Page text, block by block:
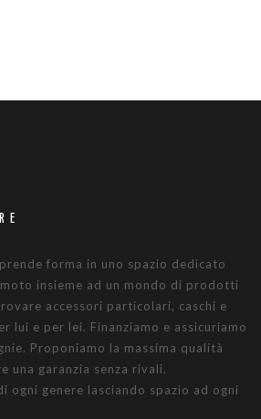
forma in uno spazio dedicato
insieme ad un mondo di prodotti
accessori particolari, caschi e
lui e per lei. Finanziamo e assicuriamo
Proponiamo la massima qualità
una garanzia senza rivali.
ogni genere lasciando spazio ad ogni